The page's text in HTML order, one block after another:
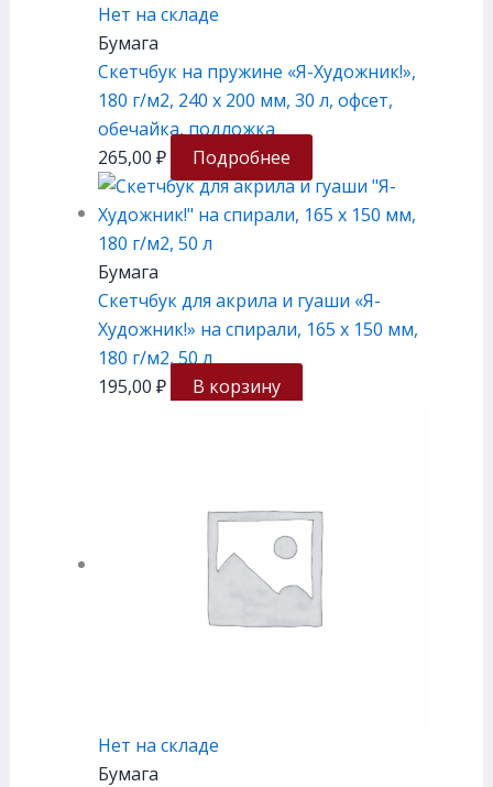
Нет на складе
Бумага
Скетчбук на пружине «Я-Художник!»,
180 г/м2, 240 х 200 мм, 30 л, офсет,
обечайка, подложка
265,00 ₽ Подробнее
Бумага
Скетчбук для акрила и гуаши «Я-
Художник!» на спирали, 165 х 150 мм,
180 г/м2, 50 л
195,00 ₽ В корзину
Нет на складе
Бумага